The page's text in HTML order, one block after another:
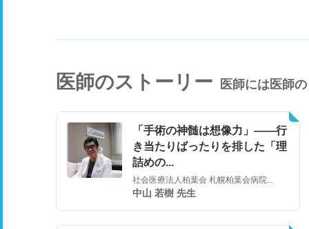
医師のストーリー 医師には医師
「手術の神髄は想像力」――行
き当たりばったりを排した「理
詰めの...
社会医療法人柏葉会 札幌柏葉会病院...
中山 若樹 先生